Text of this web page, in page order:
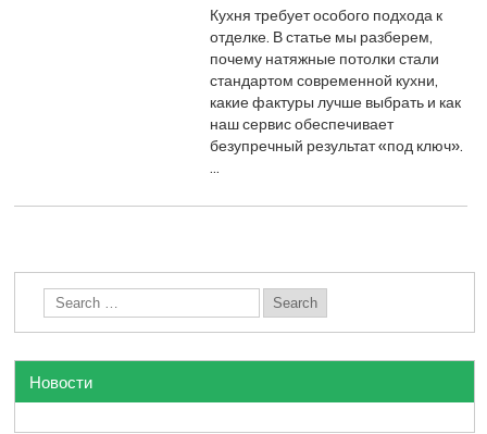
Кухня требует особого подхода к
отделке. В статье мы разберем,
почему натяжные потолки стали
стандартом современной кухни,
какие фактуры лучше выбрать и как
наш сервис обеспечивает
безупречный результат «под ключ».
…
Новости